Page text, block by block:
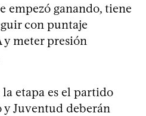
empezó ganando, tiene
con puntaje
y meter presión
etapa es el partido
y Juventud deberán